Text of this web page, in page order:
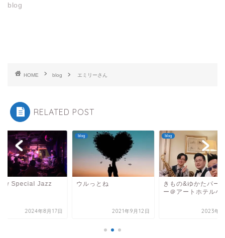
blog
HOME blog エミリーさん
RELATED POST
Special Jazz
2024年8月17日
blog
ウルっとね
2021年9月12日
blog
きもの&ゆかたパー
ー＠アートホテル小
2023年9